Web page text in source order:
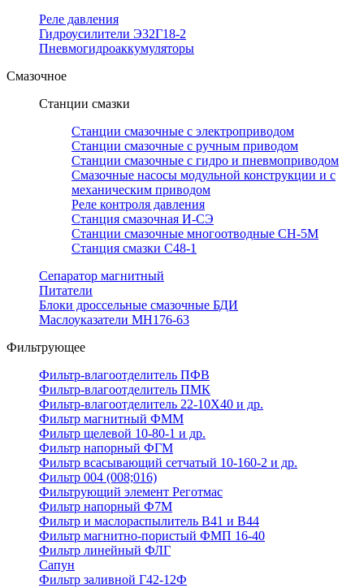
Реле давления
Гидроусилители Э32Г18-2
Пневмогидроаккумуляторы
Смазочное
Станции смазки
Станции смазочные с электроприводом
Станции смазочные с ручным приводом
Станции смазочные с гидро и пневмоприводом
Смазочные насосы модульной конструкции и с
механическим приводом
Реле контроля давления
Станция смазочная И-СЭ
Станции смазочные многоотводные СН-5М
Станция смазки С48-1
Сепаратор магнитный
Питатели
Блоки дроссельные смазочные БДИ
Маслоуказатели МН176-63
Фильтрующее
Фильтр-влагоотделитель ПФВ
Фильтр-влагоотделитель ПМК
Фильтр-влагоотделитель 22-10Х40 и др.
Фильтр магнитный ФММ
Фильтр щелевой 10-80-1 и др.
Фильтр напорный ФГМ
Фильтр всасывающий сетчатый 10-160-2 и др.
Фильтр 004 (008;016)
Фильтрующий элемент Реготмас
Фильтр напорный Ф7М
Фильтр и маслораспылитель В41 и В44
Фильтр магнитно-пористый ФМП 16-40
Фильтр линейный ФЛГ
Сапун
Фильтр заливной Г42-12Ф